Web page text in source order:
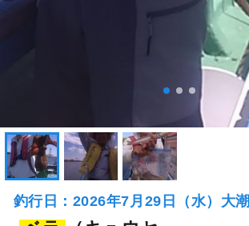
釣行日：2026年7月29日（水）大潮